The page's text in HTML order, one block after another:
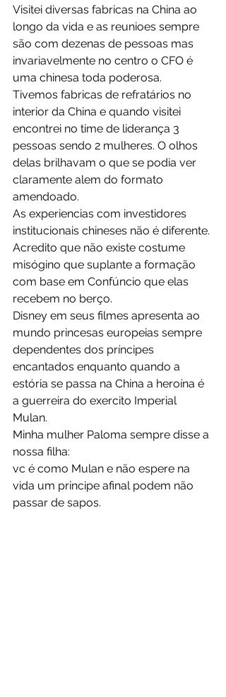
Visitei diversas fabricas na China ao
longo da vida e as reunioes sempre
são com dezenas de pessoas mas
invariavelmente no centro o CFO é
uma chinesa toda poderosa.
Tivemos fabricas de refratários no
interior da China e quando visitei
encontrei no time de liderança 3
pessoas sendo 2 mulheres. O olhos
delas brilhavam o que se podia ver
claramente alem do formato
amendoado.
As experiencias com investidores
institucionais chineses não é diferente.
Acredito que não existe costume
misógino que suplante a formação
com base em Confúncio que elas
recebem no berço.
Disney em seus filmes apresenta ao
mundo princesas europeias sempre
dependentes dos príncipes
encantados enquanto quando a
estória se passa na China a heroína é
a guerreira do exercito Imperial
Mulan.
Minha mulher Paloma sempre disse a
nossa filha:
vc é como Mulan e não espere na
vida um principe afinal podem não
passar de sapos.